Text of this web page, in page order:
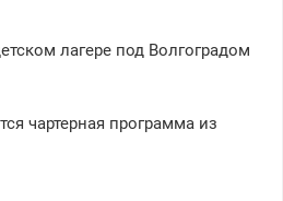
лагере под Волгоградом
чартерная программа из